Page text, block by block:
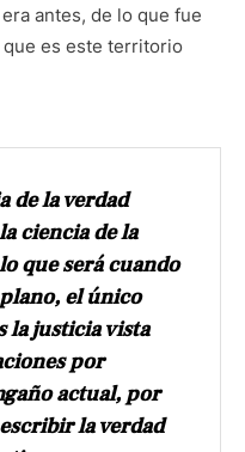
antes, de lo que fue
es este territorio
de la verdad
ciencia de la
que será cuando
el único
la justicia vista
por
actual, por
la verdad